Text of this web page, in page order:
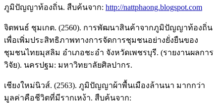
ภูมิปัญญาท้องถิ่น. สืบค้นจาก: http://nattphaong.blogspot.com
จิตพนธ์ ชุมเกต. (2560). การพัฒนาสินค้าจากภูมิปัญญาท้องถิ่น
เพื่อเพิ่มประสิทธิภาพทางการจัดการชุมชนอย่างยั่งยืนของ
ชุมชนไทยมุสลิม อำเภอชะอำ จังหวัดเพชรบุรี. (รายงานผลการ
วิจัย). นครปฐม: มหาวิทยาลัยศิลปากร.
เชียงใหม่นิวส์. (2563). ภูมิปัญญาผ้าพื้นเมืองล้านนา มากกว่า
มูลค่าคือชีวิตที่มีรากเหง้า. สืบค้นจาก: